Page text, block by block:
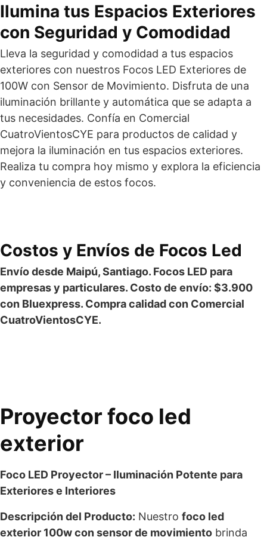
Ilumina tus Espacios Exteriores
con Seguridad y Comodidad
Lleva la seguridad y comodidad a tus espacios
exteriores con nuestros Focos LED Exteriores de
100W con Sensor de Movimiento. Disfruta de una
iluminación brillante y automática que se adapta a
tus necesidades. Confía en Comercial
CuatroVientosCYE para productos de calidad y
mejora la iluminación en tus espacios exteriores.
Realiza tu compra hoy mismo y explora la eficiencia
y conveniencia de estos focos.
Costos y Envíos de Focos Led
Envío desde Maipú, Santiago. Focos LED para
empresas y particulares. Costo de envío: $3.900
con Bluexpress. Compra calidad con Comercial
CuatroVientosCYE.
Proyector foco led
exterior
Foco LED Proyector – Iluminación Potente para
Exteriores e Interiores
Descripción del Producto: Nuestro foco led
exterior 100w con sensor de movimiento brinda